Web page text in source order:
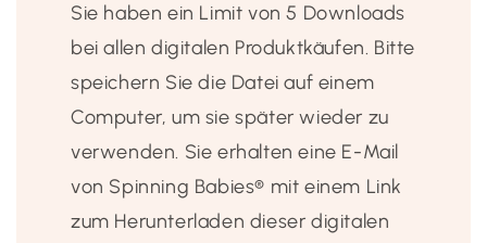
Sie haben ein Limit von 5 Downloads
bei allen digitalen Produktkäufen. Bitte
speichern Sie die Datei auf einem
Computer, um sie später wieder zu
verwenden. Sie erhalten eine E-Mail
von Spinning Babies® mit einem Link
zum Herunterladen dieser digitalen